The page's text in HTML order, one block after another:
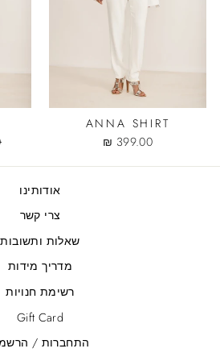
ANNA SHIRT
399.00 ₪
אודותינו
צרי קשר
שאלות ותשובות
מדריך מידות
רשימת חנויות
Gift Card
התחברות /